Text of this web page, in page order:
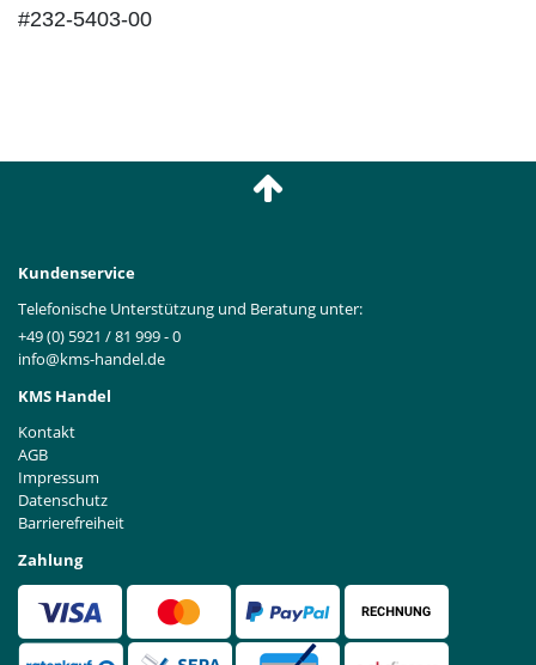
#232-5403-00
Kundenservice
Telefonische Unterstützung und Beratung unter:
+49 (0) 5921 / 81 999 - 0
info@kms-handel.de
KMS Handel
Kontakt
AGB
Impressum
Datenschutz
Barrierefreiheit
Zahlung